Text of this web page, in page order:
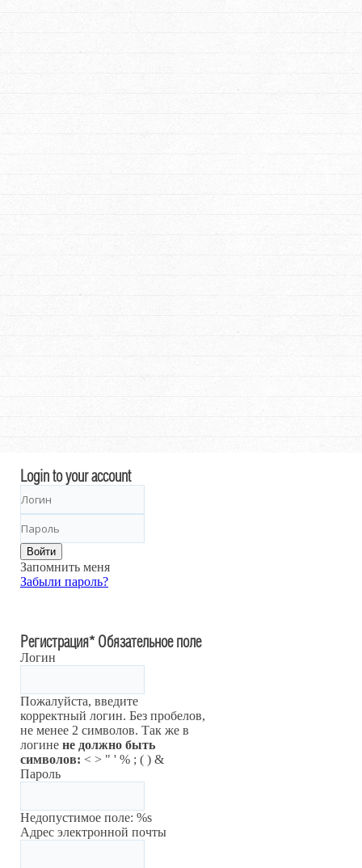
Login to your account
Войти
Запомнить меня
Забыли пароль?
Регистрация*Обязательное поле
Логин
Пожалуйста, введите
корректный логин. Без пробелов,
не менее 2 символов. Так же в
логине не должно быть
символов: < > " ' % ; ( ) &
Пароль
Недопустимое поле: %s
Адрес электронной почты